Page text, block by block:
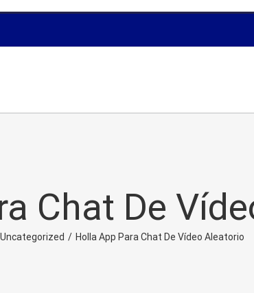
Chat De
Uncategorized / Holla App Para Chat De Vídeo Aleatorio